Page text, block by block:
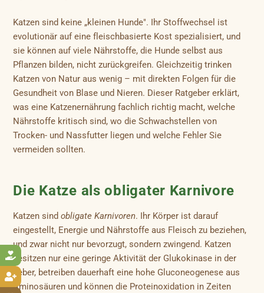


Katzen sind keine „kleinen Hunde". Ihr Stoffwechsel ist
evolutionär auf eine fleischbasierte Kost spezialisiert, und
sie können auf viele Nährstoffe, die Hunde selbst aus
Pflanzen bilden, nicht zurückgreifen. Gleichzeitig trinken
Katzen von Natur aus wenig – mit direkten Folgen für die
Gesundheit von Blase und Nieren. Dieser Ratgeber erklärt,
was eine Katzenernährung fachlich richtig macht, welche
Nährstoffe kritisch sind, wo die Schwachstellen von
Trocken- und Nassfutter liegen und welche Fehler Sie
vermeiden sollten.
Die Katze als obligater Karnivore
Katzen sindobligate Karnivoren. Ihr Körper ist darauf
eingestellt, Energie und Nährstoffe aus Fleisch zu beziehen,
und zwar nicht nur bevorzugt, sondern zwingend. Katzen
besitzen nur eine geringe Aktivität der Glukokinase in der
Leber, betreiben dauerhaft eine hohe Gluconeogenese aus
Aminosäuren und können die Proteinoxidation in Zeiten